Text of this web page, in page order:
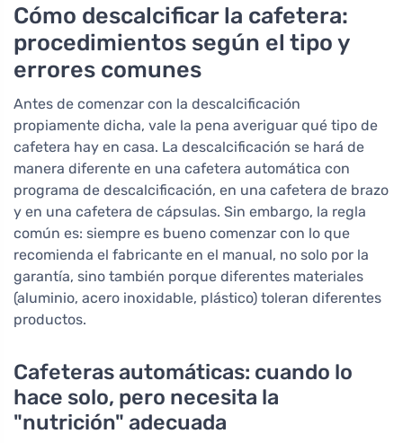
Cómo descalcificar la cafetera:
procedimientos según el tipo y
errores comunes
Antes de comenzar con la descalcificación
propiamente dicha, vale la pena averiguar qué tipo de
cafetera hay en casa. La descalcificación se hará de
manera diferente en una cafetera automática con
programa de descalcificación, en una cafetera de brazo
y en una cafetera de cápsulas. Sin embargo, la regla
común es: siempre es bueno comenzar con lo que
recomienda el fabricante en el manual, no solo por la
garantía, sino también porque diferentes materiales
(aluminio, acero inoxidable, plástico) toleran diferentes
productos.
Cafeteras automáticas: cuando lo
hace solo, pero necesita la
"nutrición" adecuada